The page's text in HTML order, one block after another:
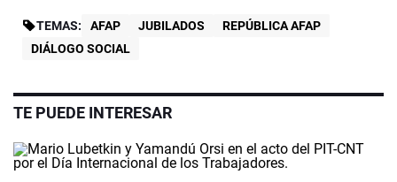
TEMAS: AFAP JUBILADOS
REPÚBLICA AFAP
DIÁLOGO SOCIAL
TE PUEDE INTERESAR